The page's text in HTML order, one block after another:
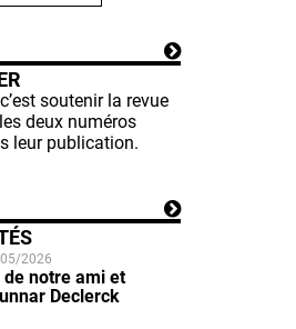
soutenir la revue
deux numéros
leur publication.
05/2026
de notre ami et
Declerck